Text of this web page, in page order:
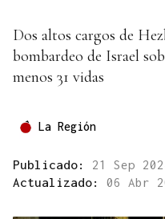
Dos altos cargos de
bombardeo de Israel
menos 31 vidas
La Región
Publicado: 21 Sep
Actualizado: 06 Abr